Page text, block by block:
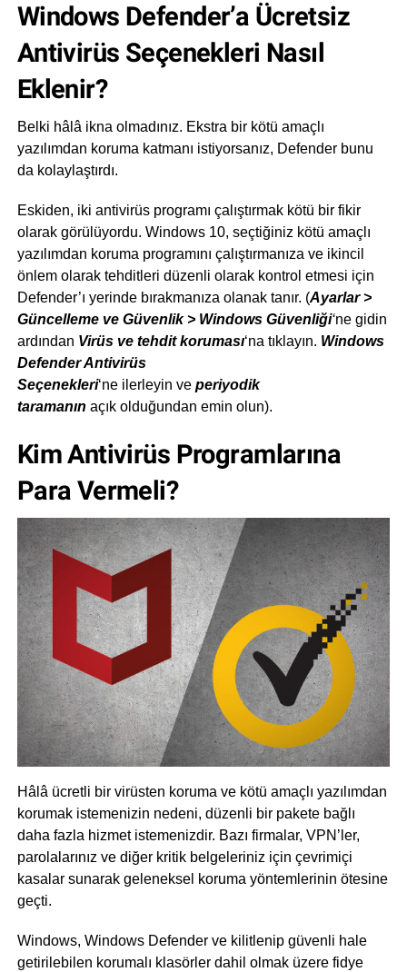
Windows Defender’a Ücretsiz
Antivirüs Seçenekleri Nasıl
Eklenir?
Belki hâlâ ikna olmadınız. Ekstra bir kötü amaçlı
yazılımdan koruma katmanı istiyorsanız, Defender bunu
da kolaylaştırdı.
Eskiden, iki antivirüs programı çalıştırmak kötü bir fikir
olarak görülüyordu. Windows 10, seçtiğiniz kötü amaçlı
yazılımdan koruma programını çalıştırmanıza ve ikincil
önlem olarak tehditleri düzenli olarak kontrol etmesi için
Defender’ı yerinde bırakmanıza olanak tanır. (Ayarlar >
Güncelleme ve Güvenlik > Windows Güvenliği‘ne gidin
ardından Virüs ve tehdit koruması‘na tıklayın. Windows
Defender Antivirüs
Seçenekleri‘ne ilerleyin ve periyodik
taramanın açık olduğundan emin olun).
Kim Antivirüs Programlarına
Para Vermeli?
Hâlâ ücretli bir virüsten koruma ve kötü amaçlı yazılımdan
korumak istemenizin nedeni, düzenli bir pakete bağlı
daha fazla hizmet istemenizdir. Bazı firmalar, VPN’ler,
parolalarınız ve diğer kritik belgeleriniz için çevrimiçi
kasalar sunarak geleneksel koruma yöntemlerinin ötesine
geçti.
Windows, Windows Defender ve kilitlenip güvenli hale
getirilebilen korumalı klasörler dahil olmak üzere fidye